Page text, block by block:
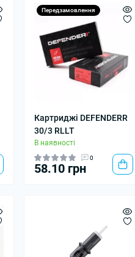
Передзамовлення
Картриджі DEFENDERR
30/3 RLLT
В наявності
0
58.10 грн